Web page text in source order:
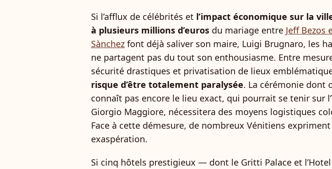
Si l’afflux de célébrités et l’impact économique sur la
à plusieurs millions d’euros du mariage entre Jeff Bezos
Sànchez font déjà saliver son maire, Luigi Brugnaro, les
ne partagent pas du tout son enthousiasme. Entre
sécurité drastiques et privatisation de lieux
risque d’être totalement paralysée. La cérémonie dont
connaît pas encore le lieu exact, qui pourrait se tenir sur
Giorgio Maggiore, nécessitera des moyens logistiques
Face à cette démesure, de nombreux Vénitiens
exaspération.
Si cinq hôtels prestigieux — dont le Gritti Palace et